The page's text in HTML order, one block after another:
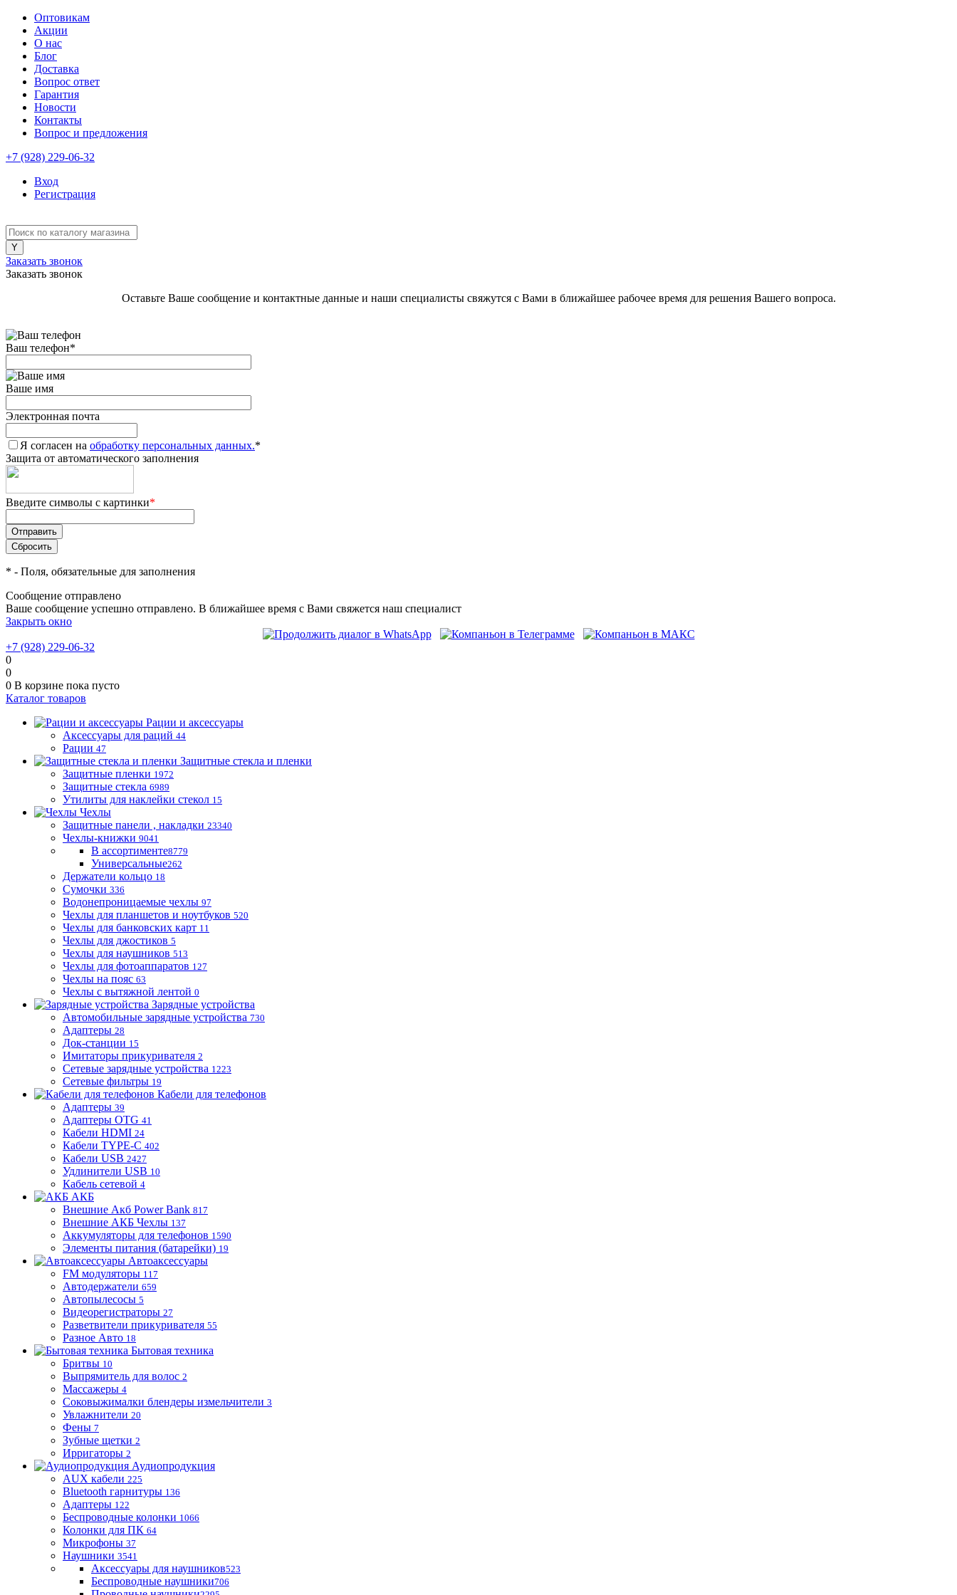
Оптовикам
Акции
О нас
Блог
Доставка
Вопрос ответ
Гарантия
Новости
Контакты
Вопрос и предложения
+7 (928) 229-06-32
Вход
Регистрация
Заказать звонок
Заказать звонок
Оставьте Ваше сообщение и контактные данные и наши специалисты свяжутся с Вами в ближайшее рабочее время для решения Вашего вопроса.
Ваш телефон*
Ваше имя
Электронная почта
Я согласен на обработку персональных данных.*
Защита от автоматического заполнения
Введите символы с картинки*
* - Поля, обязательные для заполнения
Сообщение отправлено
Ваше сообщение успешно отправлено. В ближайшее время с Вами свяжется наш специалист
Закрыть окно
+7 (928) 229-06-32
0
0
0 В корзине пока пусто
Каталог товаров
Рации и аксессуары
Аксессуары для раций 44
Рации 47
Защитные стекла и пленки
Защитные пленки 1972
Защитные стекла 6989
Утилиты для наклейки стекол 15
Чехлы
Защитные панели , накладки 23340
Чехлы-книжки 9041
В ассортименте8779
Универсальные262
Держатели кольцо 18
Сумочки 336
Водонепроницаемые чехлы 97
Чехлы для планшетов и ноутбуков 520
Чехлы для банковских карт 11
Чехлы для джостиков 5
Чехлы для наушников 513
Чехлы для фотоаппаратов 127
Чехлы на пояс 63
Чехлы с вытяжной лентой 0
Зарядные устройства
Автомобильные зарядные устройства 730
Адаптеры 28
Док-станции 15
Имитаторы прикуривателя 2
Сетевые зарядные устройства 1223
Сетевые фильтры 19
Кабели для телефонов
Адаптеры 39
Адаптеры OTG 41
Кабели HDMI 24
Кабели TYPE-C 402
Кабели USB 2427
Удлинители USB 10
Кабель сетевой 4
АКБ
Внешние Акб Power Bank 817
Внешние АКБ Чехлы 137
Аккумуляторы для телефонов 1590
Элементы питания (батарейки) 19
Автоаксессуары
FM модуляторы 117
Автодержатели 659
Автопылесосы 5
Видеорегистраторы 27
Разветвители прикуривателя 55
Разное Авто 18
Бытовая техника
Бритвы 10
Выпрямитель для волос 2
Массажеры 4
Соковыжималки блендеры измельчители 3
Увлажнители 20
Фены 7
Зубные щетки 2
Ирригаторы 2
Аудиопродукция
AUX кабели 225
Bluetooth гарнитуры 136
Адаптеры 122
Беспроводные колонки 1066
Колонки для ПК 64
Микрофоны 37
Наушники 3541
Аксессуары для наушников523
Беспроводные наушники706